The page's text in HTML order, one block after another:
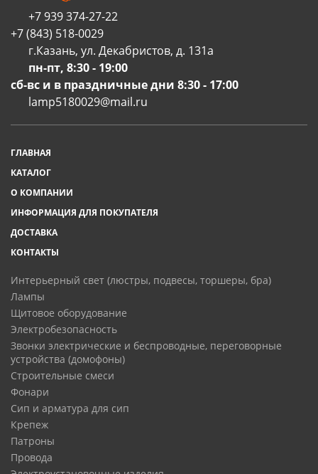
+7 939 374-27-22
+7 (843) 518-0029
г.Казань, ул. Декабристов, д. 131а
пн-пт, 8:30 - 19:00
сб-вс и в праздничные дни 8:30 - 17:00
lamp5180029@mail.ru
ГЛАВНАЯ
КАТАЛОГ
О КОМПАНИИ
ИНФОРМАЦИЯ ДЛЯ ПОКУПАТЕЛЯ
ДОСТАВКА
КОНТАКТЫ
интерьерный свет (люстры, подвесы, торшеры, бра)
лампы
щитовое оборудование
электробезопасность
звонки электрические и беспроводные, переговорные
устройства (домофоны)
строительные смеси
фонари
сип и арматура для сип
крепеж
патроны
провода